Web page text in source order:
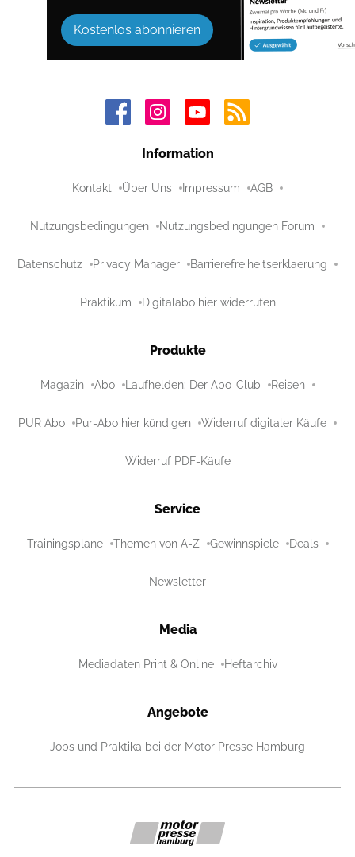
Kostenlos abonnieren
Information
Kontakt Über Uns Impressum AGB
Nutzungsbedingungen Nutzungsbedingungen Forum
Datenschutz Privacy Manager Barrierefreiheitserklaerung
Praktikum Digitalabo hier widerrufen
Produkte
Magazin Abo Laufhelden: Der Abo-Club Reisen
PUR Abo Pur-Abo hier kündigen Widerruf digitaler Käufe
Widerruf PDF-Käufe
Service
Trainingspläne Themen von A-Z Gewinnspiele Deals
Newsletter
Media
Mediadaten Print & Online Heftarchiv
Angebote
Jobs und Praktika bei der Motor Presse Hamburg